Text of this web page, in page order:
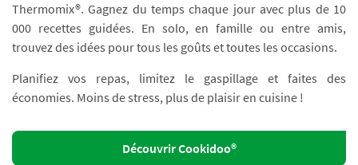
Thermomix®. Gagnez du temps chaque jour avec plus de 10
000 recettes guidées. En solo, en famille ou entre amis,
trouvez des idées pour tous les goûts et toutes les occasions.
Planifiez vos repas, limitez le gaspillage et faites des
économies. Moins de stress, plus de plaisir en cuisine !
Découvrir Cookidoo®